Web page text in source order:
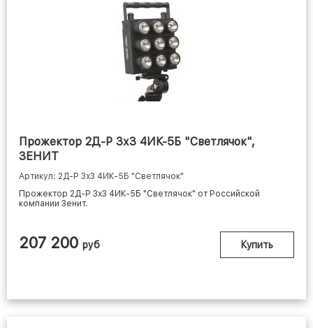
Прожектор 2Д-Р 3х3 4ИК-5Б "Светлячок",
ЗЕНИТ
Артикул: 2Д-Р 3х3 4ИК-5Б "Светлячок"
Прожектор 2Д-Р 3х3 4ИК-5Б "Светлячок" от Российской
компании Зенит.
207 200 руб Купить